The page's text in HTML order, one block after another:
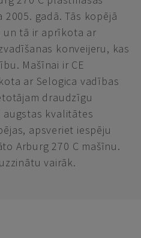
gadā. Tās kopējā
un tā ir aprīkota ar
konveijeru, kas
Mašīnai ir CE
ar Selogica vadības
draudzīgu
kvalitātes
apsveriet iespēju
Arburg 270 C mašīnu.
vairāk.